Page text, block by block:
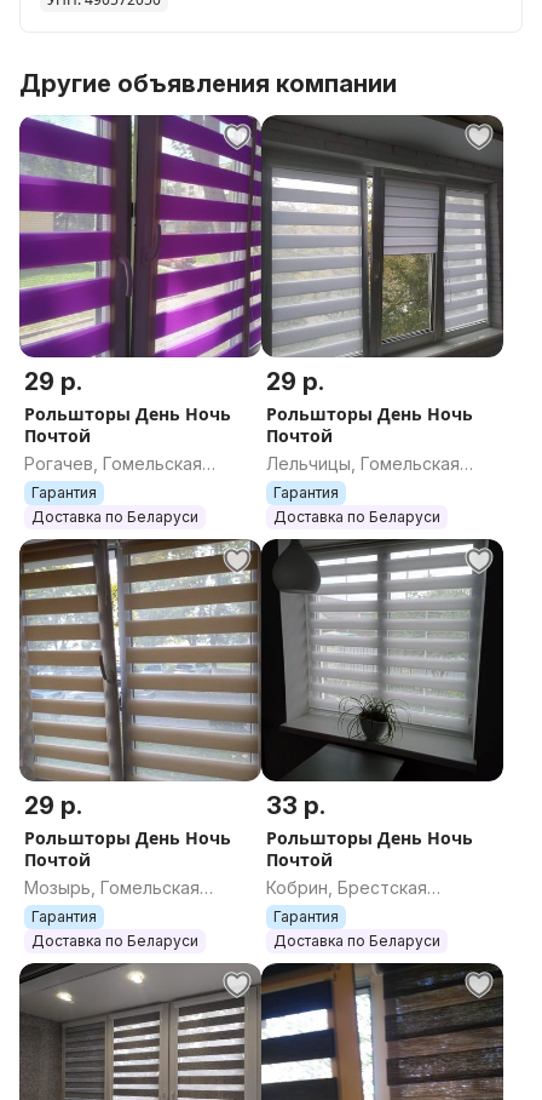
Другие объявления компании
29 р.
Рольшторы День Ночь
Почтой
Рогачев, Гомельская
область
Гарантия
Доставка по Беларуси
29 р.
Рольшторы День Ночь
Почтой
Лельчицы, Гомельская
область
Гарантия
Доставка по Беларуси
29 р.
Рольшторы День Ночь
Почтой
Мозырь, Гомельская
область
Гарантия
Доставка по Беларуси
33 р.
Рольшторы День Ночь
Почтой
Кобрин, Брестская
область
Гарантия
Доставка по Беларуси